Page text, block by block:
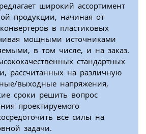
широкий ассортимент
продукции, начиная от
в пластиковых
мощными источниками
в том числе, и на заказ.
стандартных
рассчитанных на различную
выходные напряжения,
сроки решить вопрос
проектируемого
все силы на
задачи.